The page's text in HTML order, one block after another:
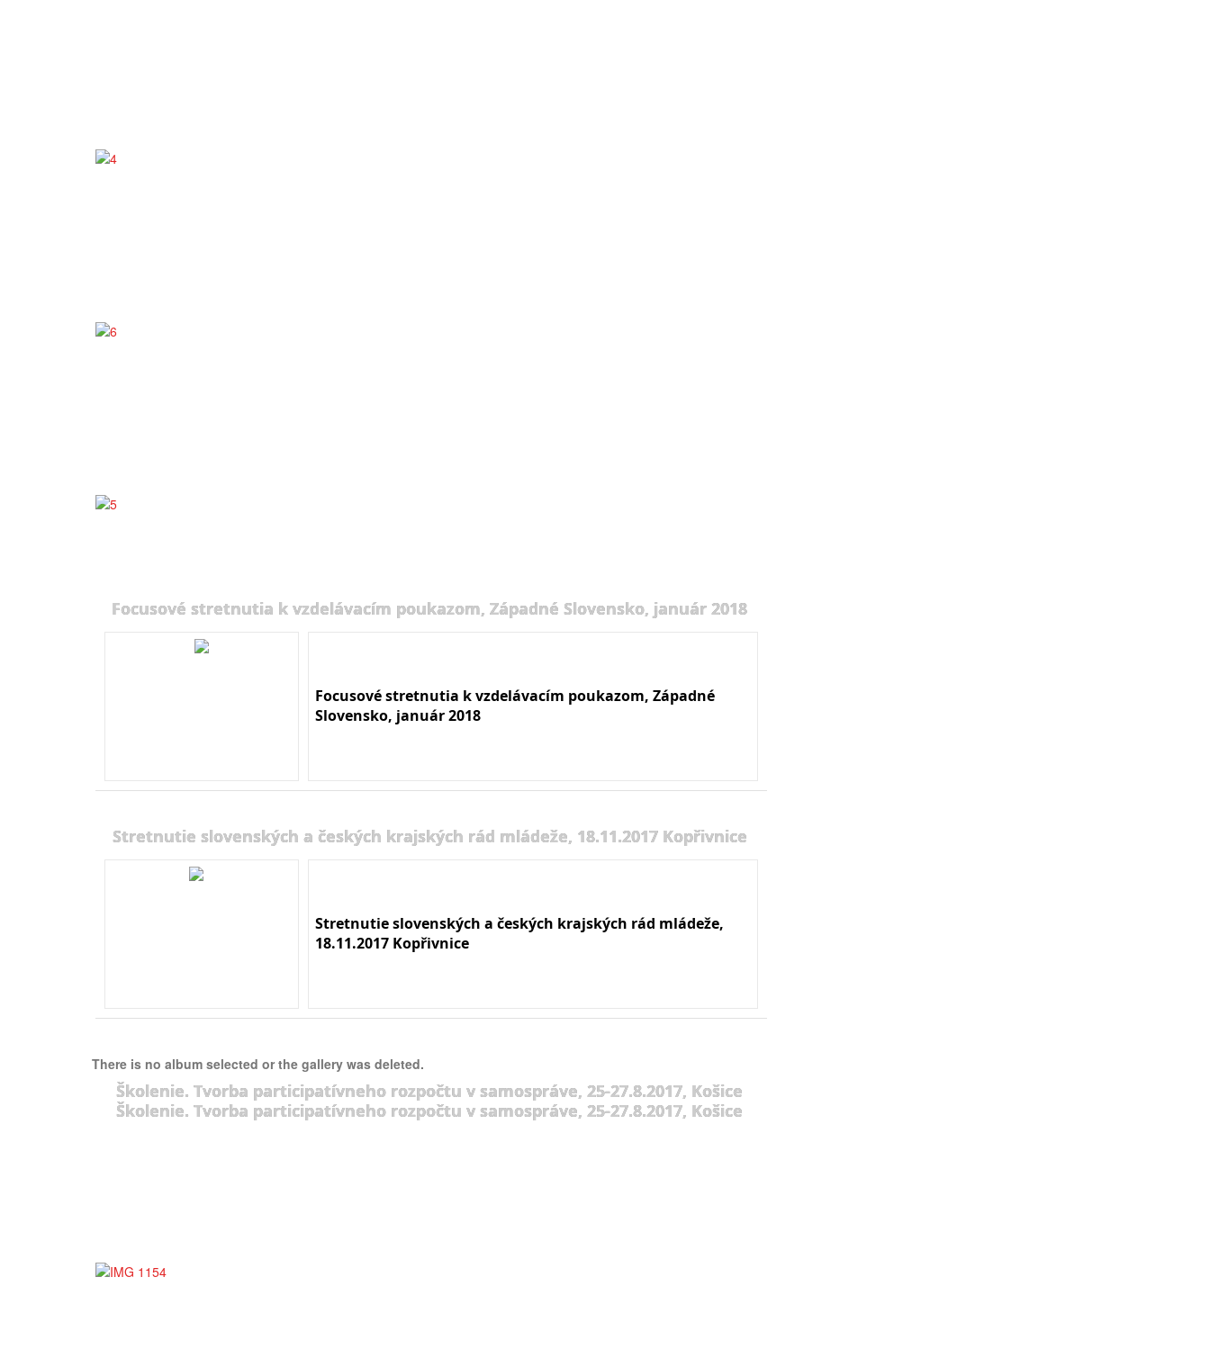
Focusové stretnutia k vzdelávacím poukazom, Západné Slovensko, január 2018
Focusové stretnutia k vzdelávacím poukazom, Západné
Slovensko, január 2018
Stretnutie slovenských a českých krajských rád mládeže, 18.11.2017 Kopřivnice
Stretnutie slovenských a českých krajských rád mládeže,
18.11.2017 Kopřivnice
There is no album selected or the gallery was deleted.
Školenie. Tvorba participatívneho rozpočtu v samospráve, 25-27.8.2017, Košice
Školenie. Tvorba participatívneho rozpočtu v samospráve, 25-27.8.2017, Košice